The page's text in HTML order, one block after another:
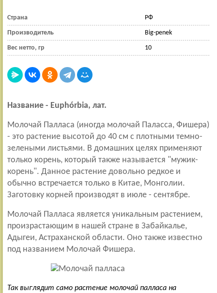
Страна РФ
Производитель Big-penek
Вес нетто, гр 10
Название - Euphórbia, лат.
Молочай Палласа (иногда молочай Паласса, Фишера)
- это растение высотой до 40 см с плотными темно-
зелеными листьями. В домашних целях применяют
только корень, который также называется "мужик-
корень". Данное растение довольно редкое и
обычно встречается только в Китае, Монголии.
Заготовку корней производят в июле - сентябре.
Молочай Палласа является уникальным растением,
произрастающим в нашей стране в Забайкалье,
Адыгеи, Астраханской области. Оно также известно
под названием Молочай Фишера.
Так выглядит само растение молочай палласа на